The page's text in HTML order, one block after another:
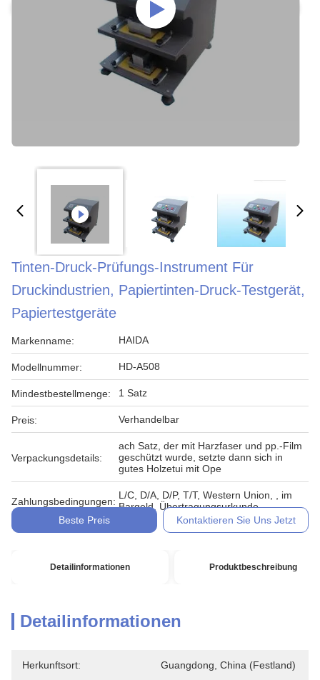
Tinten-Druck-Prüfungs-Instrument Für
Druckindustrien, Papiertinten-Druck-Testgerät,
Papiertestgeräte
Markenname: HAIDA
Modellnummer: HD-A508
Mindestbestellmenge: 1 Satz
Preis: Verhandelbar
Verpackungsdetails:
ach Satz, der mit Harzfaser und pp.-Film
geschützt wurde, setzte dann sich in
gutes Holzetui mit Ope
Zahlungsbedingungen:
L/C, D/A, D/P, T/T, Western Union, , im
Bargeld, Übertragungsurkunde
Beste Preis
Kontaktieren Sie Uns Jetzt
Detailinformationen Produktbeschreibung
Detailinformationen
Herkunftsort: Guangdong, China (Festland)